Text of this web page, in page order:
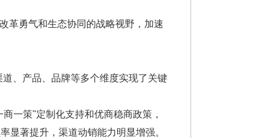
革勇气和生态协同的战略视野，加速
、产品、品牌等多个维度实现了关键
一策"定制化支持和优商稳商政策，
显著提升，渠道动销能力明显增强。